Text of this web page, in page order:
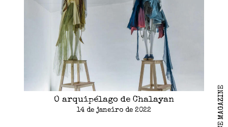
O arquipélago de Chalayan
14 de janeiro de 2022